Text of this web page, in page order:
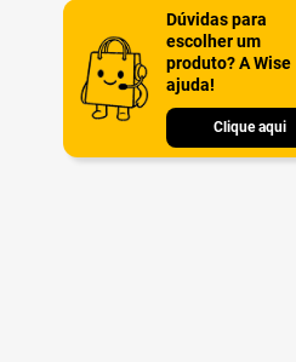
Dúvidas para
escolher um
produto? A Wise
ajuda!
Clique aqui